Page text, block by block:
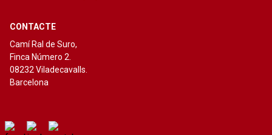
CONTACTE
Camí Ral de Suro,
Finca Número 2.
08232 Viladecavalls.
Barcelona